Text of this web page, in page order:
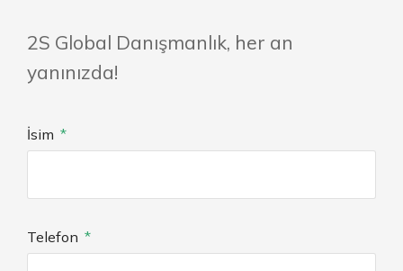
2S Global Danışmanlık, her an
yanınızda!
İsim
Telefon